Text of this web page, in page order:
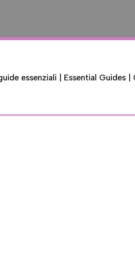
essenziali | Essential Guides |